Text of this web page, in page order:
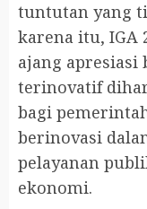
tuntutan yang
karena itu, IGA
ajang apresiasi
terinovatif
bagi
berinovasi
pelayanan
ekonomi.